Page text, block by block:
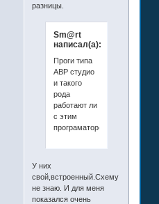
разницы.
Sm@rt
написал(а):
Проги типа
АВР студио
и такого
рода
работают ли
с этим
програматором?
У них
свой,встроенный.Схему
не знаю. И для меня
показался очень